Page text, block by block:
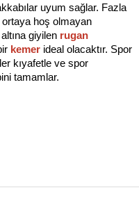
uyum sağlar. Fazla
hoş olmayan
giyilen rugan
kemer ideal olacaktır. Spor
kıyafetle ve spor
tamamlar.